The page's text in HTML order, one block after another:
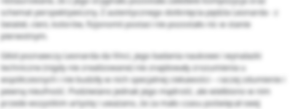
schemat perspektywiczny. Z autentycznego dotknięcia pędzla Leonarda - z
świateł, cieni, kolorów, fizjonomii postaci nie pozostało nic w stanie
pierwotnym.
Głód poznawczy Leonarda da Vinci, jego badania naukowe i wynalazki
techniczne (nigdy nie zrealizowane) nie znajdowały zrozumienia u
współczesnych i nie budziły w nich specjalnej ciekawości – raczej zdumienie i
pewną nieufność. Podziwiano jednak jego mądrość, ale wielbiono w nim
przede wszystkim artystę i uważano, że za mało czasu poświęcał swej